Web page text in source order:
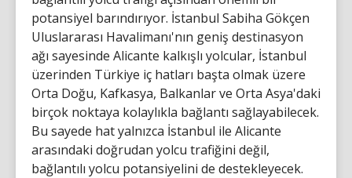
potansiyel barındırıyor. İstanbul Sabiha Gökçen
Uluslararası Havalimanı'nın geniş destinasyon
ağı sayesinde Alicante kalkışlı yolcular, İstanbul
üzerinden Türkiye iç hatları başta olmak üzere
Orta Doğu, Kafkasya, Balkanlar ve Orta Asya'daki
birçok noktaya kolaylıkla bağlantı sağlayabilecek.
Bu sayede hat yalnızca İstanbul ile Alicante
arasındaki doğrudan yolcu trafiğini değil,
bağlantılı yolcu potansiyelini de destekleyecek.